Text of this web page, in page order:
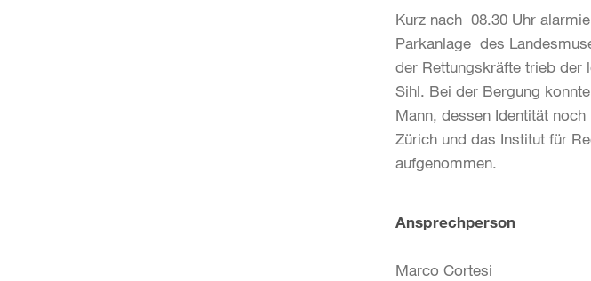
Kurz nach 08.30 Uhr
Parkanlage des
der Rettungskräfte trieb der
Sihl. Bei der Bergung
Mann, dessen Identität
Zürich und das Institut für
aufgenommen.
Weitere
Informationen
Ansprechperson
Marco Cortesi